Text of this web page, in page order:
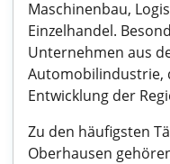
Maschinenbau,
Einzelhandel.
Unternehmen aus
Automobilindustrie,
Entwicklung der
Zu den häufigsten
Oberhausen